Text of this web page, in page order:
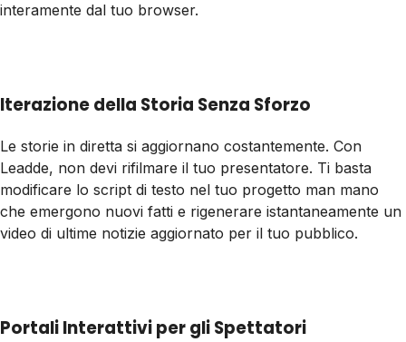
interamente dal tuo browser.
Iterazione della Storia Senza Sforzo
Le storie in diretta si aggiornano costantemente. Con
Leadde, non devi rifilmare il tuo presentatore. Ti basta
modificare lo script di testo nel tuo progetto man mano
che emergono nuovi fatti e rigenerare istantaneamente un
video di ultime notizie aggiornato per il tuo pubblico.
Portali Interattivi per gli Spettatori